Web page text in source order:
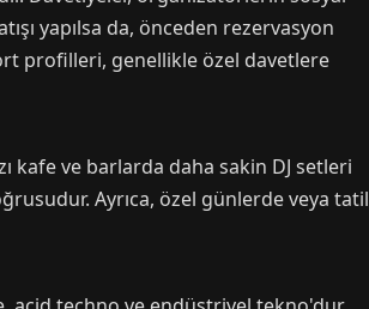
yapılsa da, önceden rezervasyon
profilleri, genellikle özel davetlere
kafe ve barlarda daha sakin DJ setleri
Ayrıca, özel günlerde veya tatil